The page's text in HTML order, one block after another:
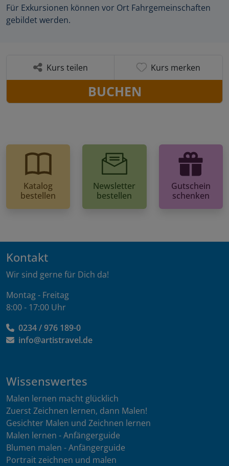
Für Exkursionen können vor Ort Fahrgemeinschaften
gebildet werden.
Kurs teilen Kurs merken
BUCHEN
Katalog
bestellen
Newsletter
bestellen
Gutschein
schenken
Kontakt
Wir sind gerne für Dich da!
Montag - Freitag
8:00 - 17:00 Uhr
0234 / 976 189-0
info@artistravel.de
Wissenswertes
Malen lernen macht glücklich
Zuerst Zeichnen lernen, dann Malen!
Gesichter Malen und Zeichnen lernen
Malen lernen - Anfängerguide
Blumen malen - Anfängerguide
Portrait zeichnen und malen